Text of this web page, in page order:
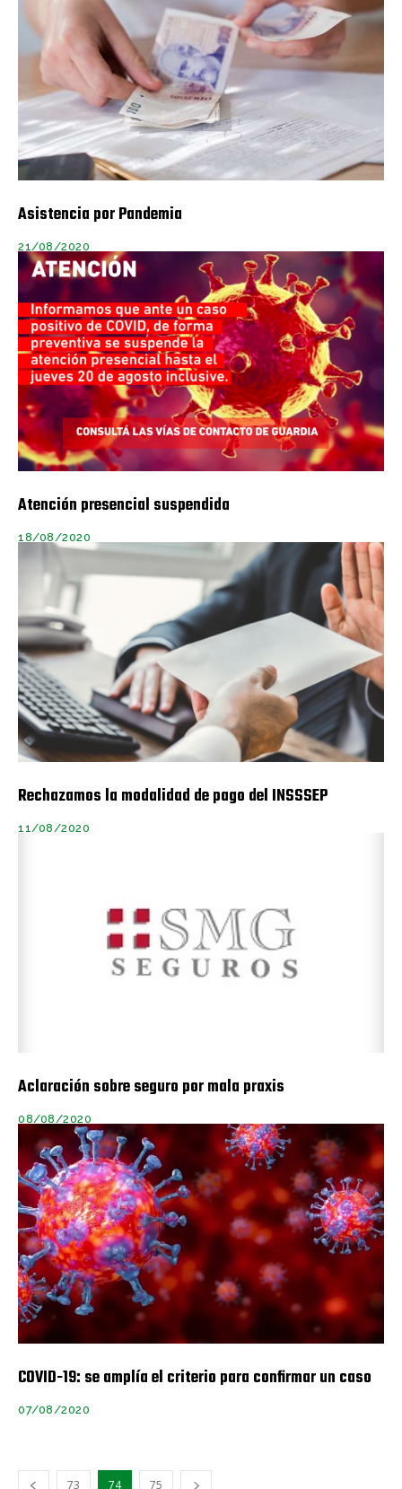
Asistencia por Pandemia
21/08/2020
Atención presencial suspendida
18/08/2020
Rechazamos la modalidad de pago del INSSSEP
11/08/2020
Aclaración sobre seguro por mala praxis
08/08/2020
COVID-19: se amplía el criterio para confirmar un caso
07/08/2020
73 74 75